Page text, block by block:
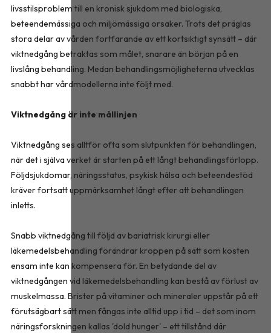
livsstilsproblem till en kronisk sjukdom med biologiska,
beteendemässiga och miljömässiga orsaker. Trots det präglas
stora delar av vården fortfarande av ett kortsiktigt synsätt – där
viktnedgång betraktas som målet, snarare än början på en
livslång behandling. Medan behandlingsmöjligheterna utvecklas
snabbt har vårdmodellerna inte följt med.
Viktnedgång är inte mållinjen
Viktnedgång ses alltför ofta som slutpunkten för behandlingen,
när det i själva verket är starten på ett långt behandlingsförlopp.
Följdsjukdomar, näringsstatus, psykisk hälsa och beteendestöd
kräver fortsatt uppmärksamhet långt efter att behandlingen
inletts.
Snabb viktnedgång till följd av bariatrisk kirurgi eller
läkemedelsbehandling förändrar kroppen på sätt som kosten
ensam inte kan kompensera för. En betydande del av
viktnedgången vid läkemedelsbehandling kan bestå av förlust av
muskelmassa. Brister på vitaminer och mineraler uppstår på ett
förutsägbart sätt men fångas inte alltid upp i tid – det som inom
näringsforskningen kallas 'dold hunger' – ett tillstånd där